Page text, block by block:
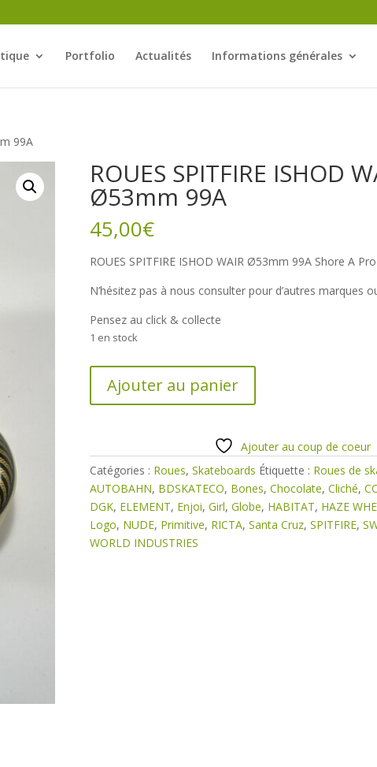
Portfolio Actualités Informations générales
99A
ROUES SPITFIRE ISHOD
Ø53mm 99A
45,00€
ROUES SPITFIRE ISHOD WAIR Ø53mm 99A Shore A
N’hésitez pas à nous consulter pour d’autres marques
Pensez au click & collecte
1 en stock
ROUES
WAIR
Ø53mm
99A
Ajouter au panier
Ajouter au coup de coeur
Catégories : Roues, Skateboards Étiquette : Roues de
AUTOBAHN, BDSKATECO, Bones, Chocolate, Cliché,
DGK, ELEMENT, Enjoi, Girl, Globe, HABITAT, HAZE
Logo, NUDE, Primitive, RICTA, Santa Cruz, SPITFIRE,
WORLD INDUSTRIES